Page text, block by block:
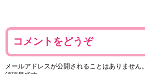
コメントをどうぞ
メールアドレスが公開されることはありません。